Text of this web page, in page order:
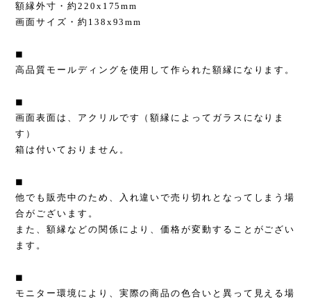
額縁外寸・約220x175mm
画面サイズ・約138x93mm
◼︎
高品質モールディングを使用して作られた額縁になります。
◼︎
画面表面は、アクリルです（額縁によってガラスになりま
す）
箱は付いておりません。
◼︎
他でも販売中のため、入れ違いで売り切れとなってしまう場
合がございます。
また、額縁などの関係により、価格が変動することがござい
ます。
◼︎
モニター環境により、実際の商品の色合いと異って見える場